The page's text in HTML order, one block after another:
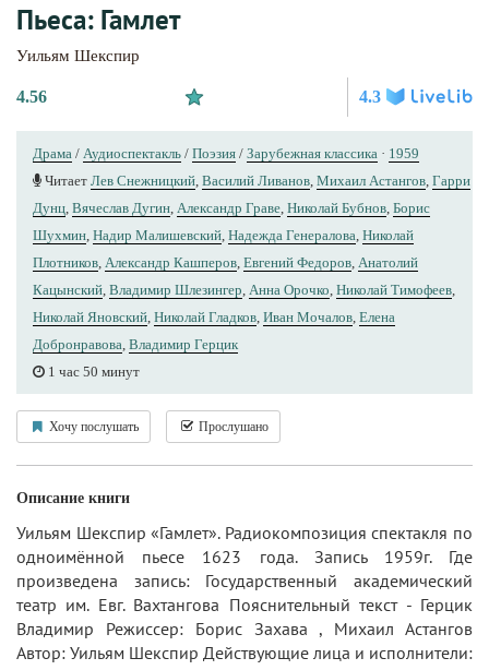
Пьеса: Гамлет
Уильям Шекспир
4.56 4.3
Драма / Аудиоспектакль / Поэзия / Зарубежная классика · 1959
Читает Лев Снежницкий Василий Ливанов Михаил Астангов Гарри
Дунц Вячеслав Дугин Александр Граве Николай Бубнов Борис
Шухмин Надир Малишевский Надежда Генералова Николай
Плотников Александр Кашперов Евгений Федоров Анатолий
Кацынский Владимир Шлезингер Анна Орочко Николай Тимофеев
Николай Яновский Николай Гладков Иван Мочалов Елена
Добронравова Владимир Герцик
1 час 50 минут
Хочу послушать Прослушано
Описание книги
Уильям Шекспир «Гамлет». Радиокомпозиция спектакля по
одноимённой пьесе 1623 года. Запись 1959г. Где
произведена запись: Государственный академический
театр им. Евг. Вахтангова Пояснительный текст - Герцик
Владимир Режиссер: Борис Захава , Михаил Астангов
Автор: Уильям Шекспир Действующие лица и исполнители: